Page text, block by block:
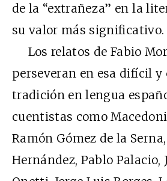
de la “extrañeza” en la
su valor más significativo.
Los relatos de Fabio
perseveran en esa difícil
tradición en lengua
cuentistas como
Ramón Gómez de la
Hernández, Pablo Palacio,